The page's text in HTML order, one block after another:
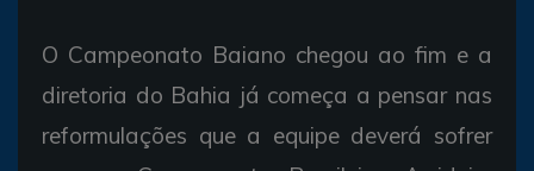
O Campeonato Baiano chegou ao fim e a
diretoria do Bahia já começa a pensar nas
reformulações que a equipe deverá sofrer